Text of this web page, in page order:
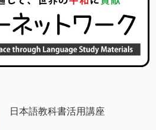
日本語教科書活用講座